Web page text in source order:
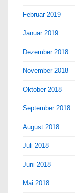
Februar 2019
Januar 2019
Dezember 2018
November 2018
Oktober 2018
September 2018
August 2018
Juli 2018
Juni 2018
Mai 2018